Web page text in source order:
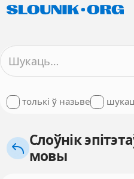
толькі ў назьве
Слоўнік
мовы